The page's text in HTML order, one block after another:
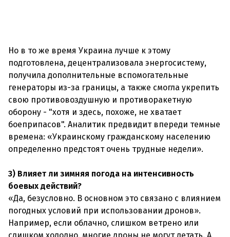
Но в то же время Украина лучше к этому
подготовлена, децентрализовала энергосистему,
получила дополнительные вспомогательные
генераторы из-за границы, а также смогла укрепить
свою противовоздушную и противоракетную
оборону - "хотя и здесь, похоже, не хватает
боеприпасов". Аналитик предвидит впереди темные
времена: «Украинскому гражданскому населению
определенно предстоят очень трудные недели».
3) Влияет ли зимняя погода на интенсивность
боевых действий?
«Да, безусловно. В основном это связано с влиянием
погодных условий при использовании дронов».
Например, если облачно, слишком ветрено или